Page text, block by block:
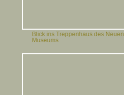
Blick ins Treppenhaus des Neuen
Museums